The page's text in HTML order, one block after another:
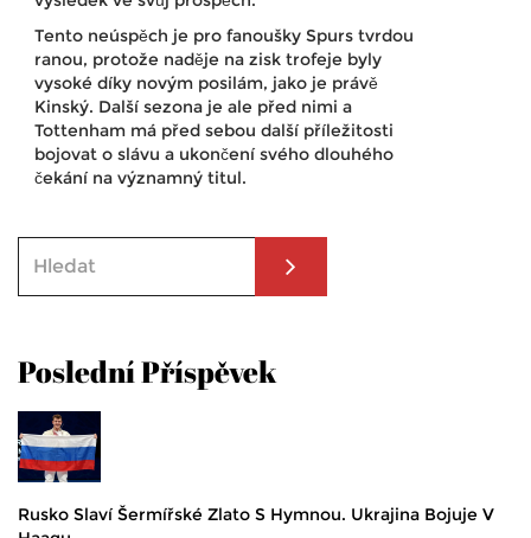
Tento neúspěch je pro fanoušky Spurs tvrdou
ranou, protože naděje na zisk trofeje byly
vysoké díky novým posilám, jako je právě
Kinský. Další sezona je ale před nimi a
Tottenham má před sebou další příležitosti
bojovat o slávu a ukončení svého dlouhého
čekání na významný titul.
Poslední Příspěvek
Rusko Slaví Šermířské Zlato S Hymnou. Ukrajina Bojuje V